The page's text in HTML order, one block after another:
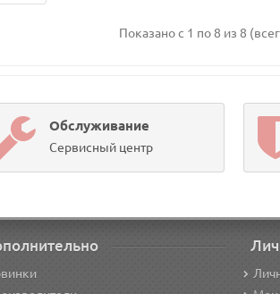
Показано с 1 по 8 из 8
Обслуживание
Сервисный центр